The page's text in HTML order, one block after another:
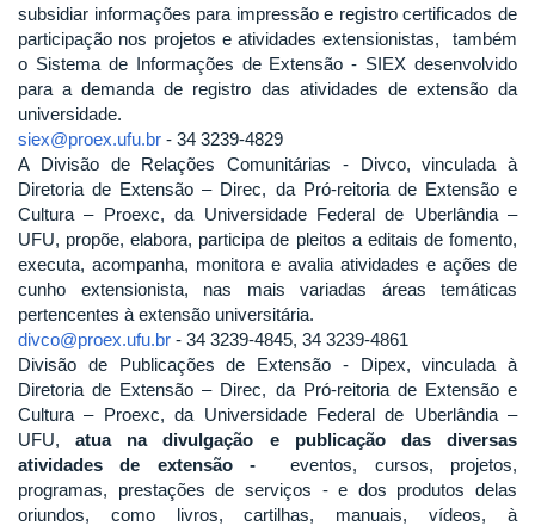
subsidiar informações para impressão e registro certificados de
participação nos projetos e atividades extensionistas, também
o Sistema de Informações de Extensão - SIEX desenvolvido
para a demanda de registro das atividades de extensão da
universidade.
siex@proex.ufu.br - 34 3239-4829
A Divisão de Relações Comunitárias - Divco, vinculada à
Diretoria de Extensão – Direc, da Pró-reitoria de Extensão e
Cultura – Proexc, da Universidade Federal de Uberlândia –
UFU, propõe, elabora, participa de pleitos a editais de fomento,
executa, acompanha, monitora e avalia atividades e ações de
cunho extensionista, nas mais variadas áreas temáticas
pertencentes à extensão universitária.
divco@proex.ufu.br - 34 3239-4845, 34 3239-4861
Divisão de Publicações de Extensão - Dipex, vinculada à
Diretoria de Extensão – Direc, da Pró-reitoria de Extensão e
Cultura – Proexc, da Universidade Federal de Uberlândia –
UFU,atua na divulgação e publicação das diversas
atividades de extensão -eventos, cursos, projetos,
programas, prestações de serviços - e dos produtos delas
oriundos, como livros, cartilhas, manuais, vídeos, à